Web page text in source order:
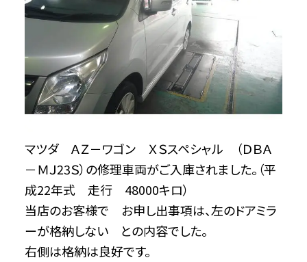
マツダ ＡＺ－ワゴン ＸＳスペシャル （ＤＢＡ
－ＭＪ23Ｓ）の修理車両がご入庫されました。（平
成22年式 走行 48000キロ）
当店のお客様で お申し出事項は、左のドアミラ
ーが格納しない との内容でした。
右側は格納は良好です。